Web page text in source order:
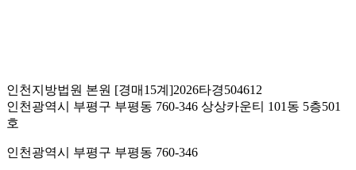
인천지방법원 본원 [경매15계]2026타경504612
인천광역시 부평구 부평동 760-346 상상카운티 101동 5층501
호
인천광역시 부평구 부평동 760-346